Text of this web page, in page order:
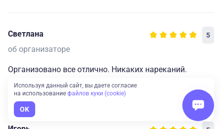
Светлана 5
об организаторе
Организовано все отлично. Никаких нареканий.
3 августа 2026
Используя данный сайт, вы даете согласие
на использование файлов куки (cookie)
OK